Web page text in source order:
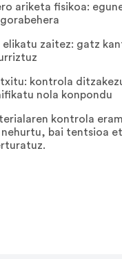
ariketa fisikoa:
elikatu zaitez: gatz
kontrola
nola konpondu
kontrola
bai tentsioa